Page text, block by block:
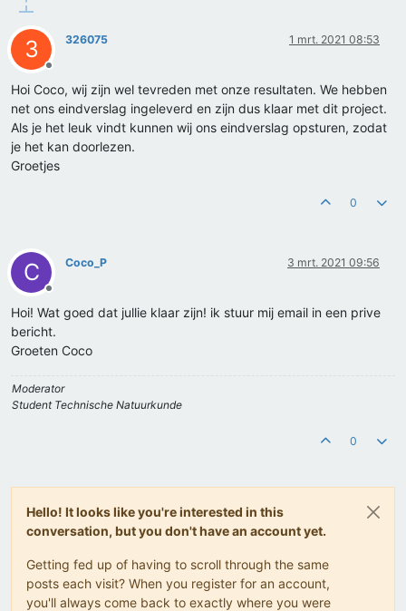
3
Offline
326075 1 mrt. 2021 08:53
Hoi Coco, wij zijn wel tevreden met onze resultaten. We hebben
net ons eindverslag ingeleverd en zijn dus klaar met dit project.
Als je het leuk vindt kunnen wij ons eindverslag opsturen, zodat
je het kan doorlezen.
Groetjes
0
C
Offline
Coco_P 3 mrt. 2021 09:56
Hoi! Wat goed dat jullie klaar zijn! ik stuur mij email in een prive
bericht.
Groeten Coco
Moderator
Student Technische Natuurkunde
0
Hello! It looks like you're interested in this
conversation, but you don't have an account yet.
Getting fed up of having to scroll through the same
posts each visit? When you register for an account,
you'll always come back to exactly where you were